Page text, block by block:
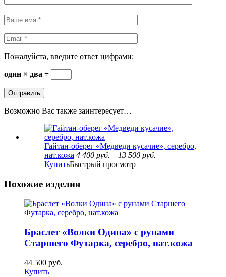
Пожалуйста, введите ответ цифрами:
один × два =
Возможно Вас также заинтересует…
Гайтан-оберег «Медведи кусачие», серебро,
нат.кожа 4 400 руб. – 13 500 руб.
КупитьБыстрый просмотр
Похожие изделия
Браслет «Волки Одина» с рунами
Старшего Футарка, серебро, нат.кожа
44 500 руб.
Купить